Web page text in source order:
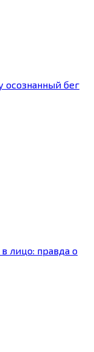
осознанный бег
лицо: правда о